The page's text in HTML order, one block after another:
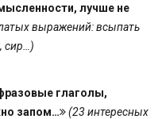
лучше не
выражений: всыпать
сир…)
глаголы,
запом…
(23 интересных